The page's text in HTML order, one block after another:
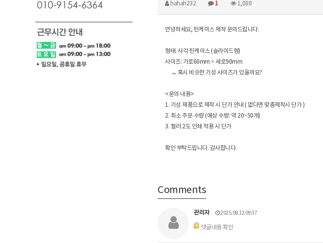
hahah232 1 1,088
안녕하세요, 틴케이스 제작 문의드립니다.
형태: 사각 틴케이스 (슬라이드형)
사이즈: 가로60mm × 세로90mm
→ 혹시 비슷한 기성 사이즈가 있을까요?
<문의 내용>
1. 기성 제품으로 제작 시 단가 안내 ( 없다면 맞춤제작시 단가 )
2. 최소 주문 수량 (예상 수량: 약 20~50개)
3. 컬러 2도 인쇄 적용 시 단가
확인 부탁드립니다. 감사합니다.
Comments
관리자 2025.08.12 09:37
댓글내용 확인